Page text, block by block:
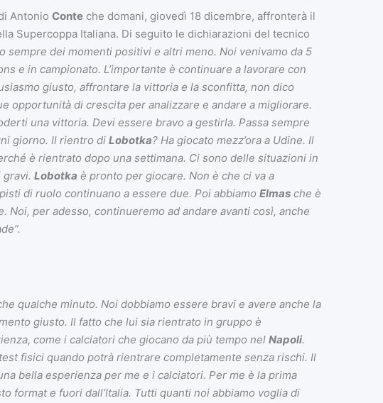
Antonio Conteche domani, giovedì 18 dicembre, affronterà il
Supercoppa Italiana. Di seguito le dichiarazioni del tecnico
sempre dei momenti positivi e altri meno. Noi venivamo da 5
e in campionato. L’importante è continuare a lavorare con
giusto, affrontare la vittoria e la sconfitta, non dico
opportunità di crescita per analizzare e andare a migliorare.
una vittoria. Devi essere bravo a gestirla. Passa sempre
giorno. Il rientro di Lobotka? Ha giocato mezz’ora a Udine. Il
è rientrato dopo una settimana. Ci sono delle situazioni in
Lobotka è pronto per giocare. Non è che ci va a
di ruolo continuano a essere due. Poi abbiamo Elmasche è
Noi, per adesso, continueremo ad andare avanti così, anche
qualche minuto. Noi dobbiamo essere bravi e avere anche la
giusto. Il fatto che lui sia rientrato in gruppo è
come i calciatori che giocano da più tempo nel Napoli.
fisici quando potrà rientrare completamente senza rischi. Il
bella esperienza per me e i calciatori. Per me è la prima
format e fuori dall’Italia. Tutti quanti noi abbiamo voglia di